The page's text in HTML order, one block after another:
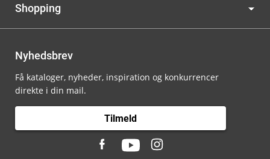
Shopping
Nyhedsbrev
Få kataloger, nyheder, inspiration og konkurrencer
direkte i din mail.
Tilmeld